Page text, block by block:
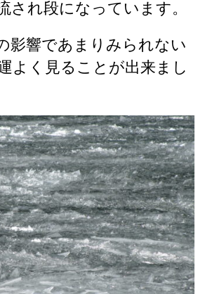
され段になっています。
影響であまりみられない
よく見ることが出来まし